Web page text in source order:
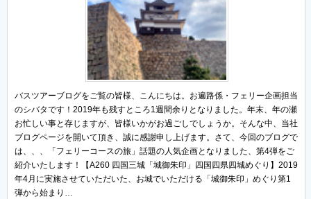
バスツアーブログをご覧の皆様、こんにちは。お遍路係・フェリー企画担当
のシバタです！2019年も残すところ1週間余りとなりました。年末、年の瀬
お忙しい事と存じますが、皆様いかがお過ごしでしょうか。そんな中、当社
ブログページを開いて頂き、誠に感謝申し上げます。さて、今回のブログで
は、、、「フェリーコースの旅」話題の人気企画となりました、第4弾をご
紹介いたします！【A260 四国三城「城御朱印」四国四県四城めぐり】2019
年4月に実施させていただいた、お城でいただける「城御朱印」めぐり第1
弾から始まり…